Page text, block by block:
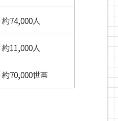
約74,000人
約11,000人
約70,000世帯